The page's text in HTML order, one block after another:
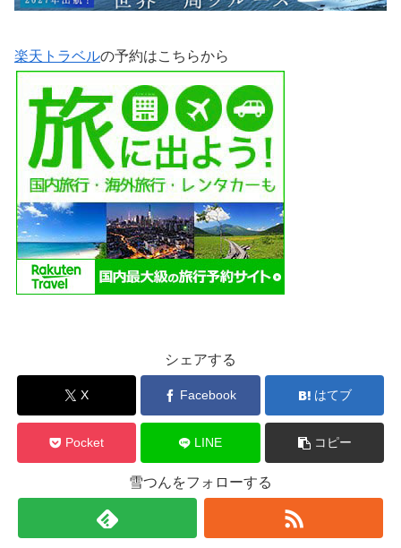
楽天トラベルの予約はこちらから
シェアする
X Facebook はてブ
Pocket LINE コピー
雪つんをフォローする